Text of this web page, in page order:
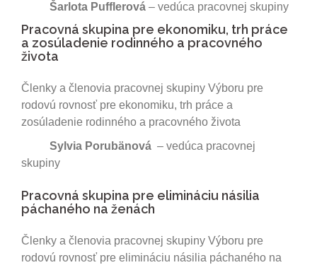
Šarlota Pufflerová – vedúca pracovnej skupiny
Pracovná skupina pre ekonomiku, trh práce
a zosúladenie rodinného a pracovného
života
Členky a členovia pracovnej skupiny Výboru pre
rodovú rovnosť pre ekonomiku, trh práce a
zosúladenie rodinného a pracovného života
Sylvia Porubänová – vedúca pracovnej
skupiny
Pracovná skupina pre elimináciu násilia
páchaného na ženách
Členky a členovia pracovnej skupiny Výboru pre
rodovú rovnosť pre elimináciu násilia páchaného na